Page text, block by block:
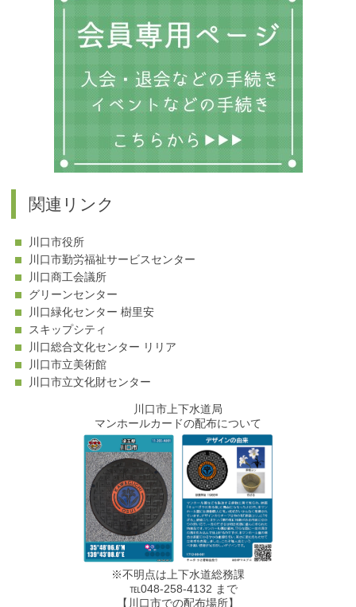
関連リンク
川口市役所
川口市勤労福祉サービスセンター
川口商工会議所
グリーンセンター
川口緑化センター 樹里安
スキップシティ
川口総合文化センター リリア
川口市立美術館
川口市立文化財センター
川口市上下水道局
マンホールカードの配布について
※不明点は上下水道総務課
℡048-258-4132 まで
【川口市での配布場所】